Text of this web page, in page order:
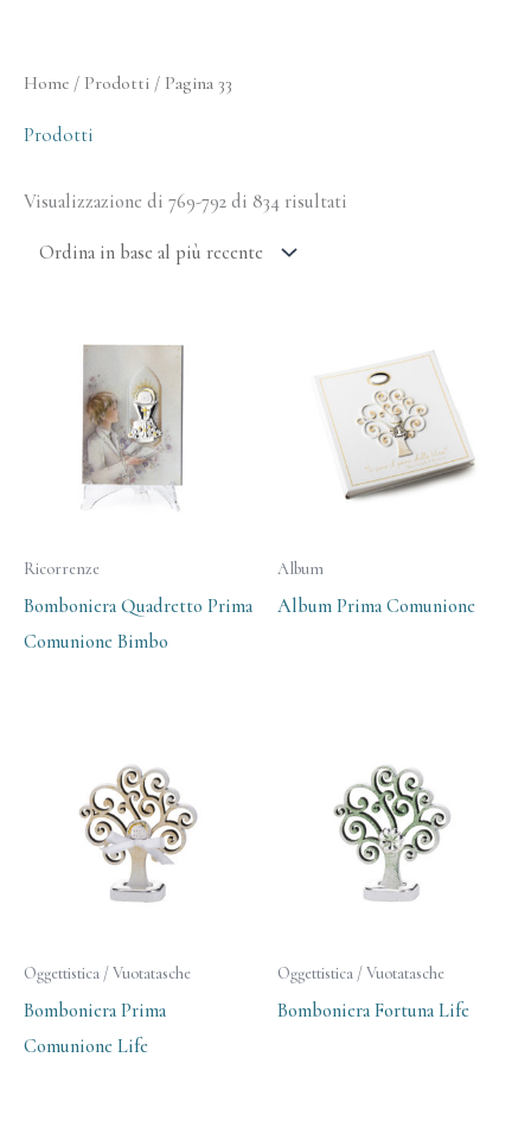
Home / Prodotti / Pagina 33
Prodotti
Visualizzazione di 769-792 di 834 risultati
Ricorrenze
Bomboniera Quadretto Prima
Comunione Bimbo
Album
Album Prima Comunione
Oggettistica / Vuotatasche
Bomboniera Prima
Comunione Life
Oggettistica / Vuotatasche
Bomboniera Fortuna Life